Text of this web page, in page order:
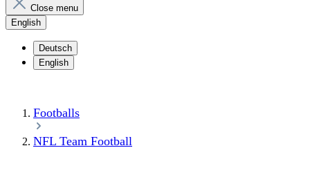
Close menu
English
Deutsch
English
Footballs
NFL Team Football